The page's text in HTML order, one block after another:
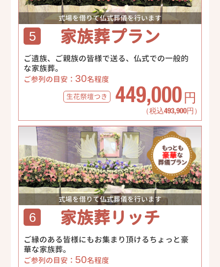
式場を借りて仏式葬儀を行います
5 家族葬プラン
ご遺族、ご親族の皆様で送る、仏式での一般的
な家族葬。
ご参列の目安： 30名程度
生花祭壇つき 449,000 円
（税込493,900円）
式場を借りて仏式葬儀を行います
6 家族葬リッチ
ご縁のある皆様にもお集まり頂けるちょっと豪
華な家族葬。
ご参列の目安： 50名程度